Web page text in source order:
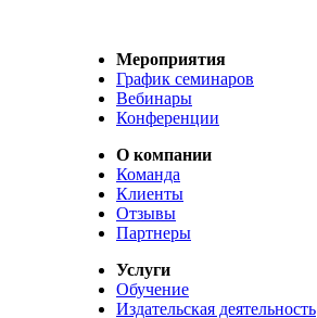
Мероприятия
График семинаров
Вебинары
Конференции
О компании
Команда
Клиенты
Отзывы
Партнеры
Услуги
Обучение
Издательская деятельность